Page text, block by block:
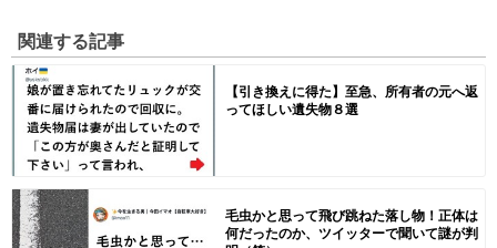
関連する記事
【引き換えに得た】至急、所有者の元へ返
ってほしい遺失物８選
毛虫かと思って飛び跳ねた落し物！正体は
何だったのか、ツイッターで聞いて謎が判